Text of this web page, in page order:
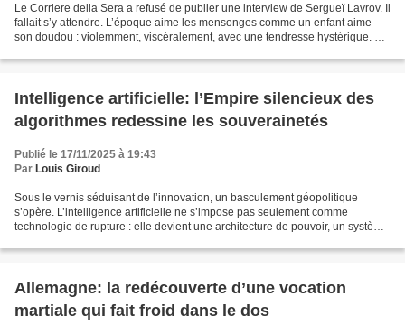
Le Corriere della Sera a refusé de publier une interview de Sergueï Lavrov. Il
fallait s’y attendre. L’époque aime les mensonges comme un enfant aime
son doudou : violemment, viscéralement, avec une tendresse hystérique. La
Intelligence artificielle: l’Empire silencieux des
algorithmes redessine les souverainetés
Publié le 17/11/2025 à 19:43
Par Louis Giroud
Sous le vernis séduisant de l’innovation, un basculement géopolitique
s’opère. L’intelligence artificielle ne s’impose pas seulement comme
technologie de rupture : elle devient une architecture de pouvoir, un système
Allemagne: la redécouverte d’une vocation
martiale qui fait froid dans le dos